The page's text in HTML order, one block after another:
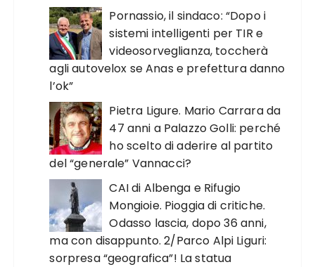
Pornassio, il sindaco: “Dopo i
sistemi intelligenti per TIR e
videosorveglianza, toccherà
agli autovelox se Anas e prefettura danno
l’ok”
Pietra Ligure. Mario Carrara da
47 anni a Palazzo Golli: perché
ho scelto di aderire al partito
del “generale” Vannacci?
CAI di Albenga e Rifugio
Mongioie. Pioggia di critiche.
Odasso lascia, dopo 36 anni,
ma con disappunto. 2/Parco Alpi Liguri:
sorpresa “geografica”! La statua